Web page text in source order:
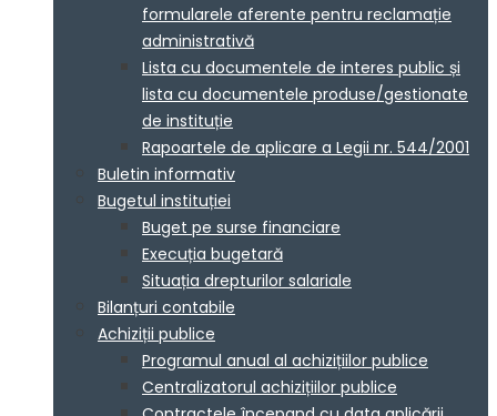
formularele aferente pentru reclamație
administrativă
Lista cu documentele de interes public și
lista cu documentele produse/gestionate
de instituție
Rapoartele de aplicare a Legii nr. 544/2001
Buletin informativ
Bugetul instituției
Buget pe surse financiare
Execuția bugetară
Situația drepturilor salariale
Bilanțuri contabile
Achiziții publice
Programul anual al achizițiilor publice
Centralizatorul achizițiilor publice